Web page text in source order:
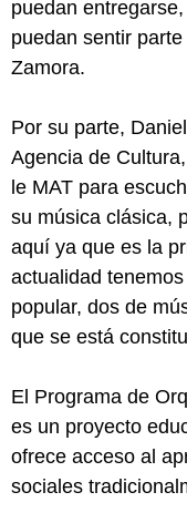
puedan
puedan sentir
Zamora.
Por su parte,
Agencia de
le MAT para
su música clásica,
aquí ya que es la
actualidad
popular, dos de
que se está
El Programa de
es un proyecto
ofrece acceso al
sociales